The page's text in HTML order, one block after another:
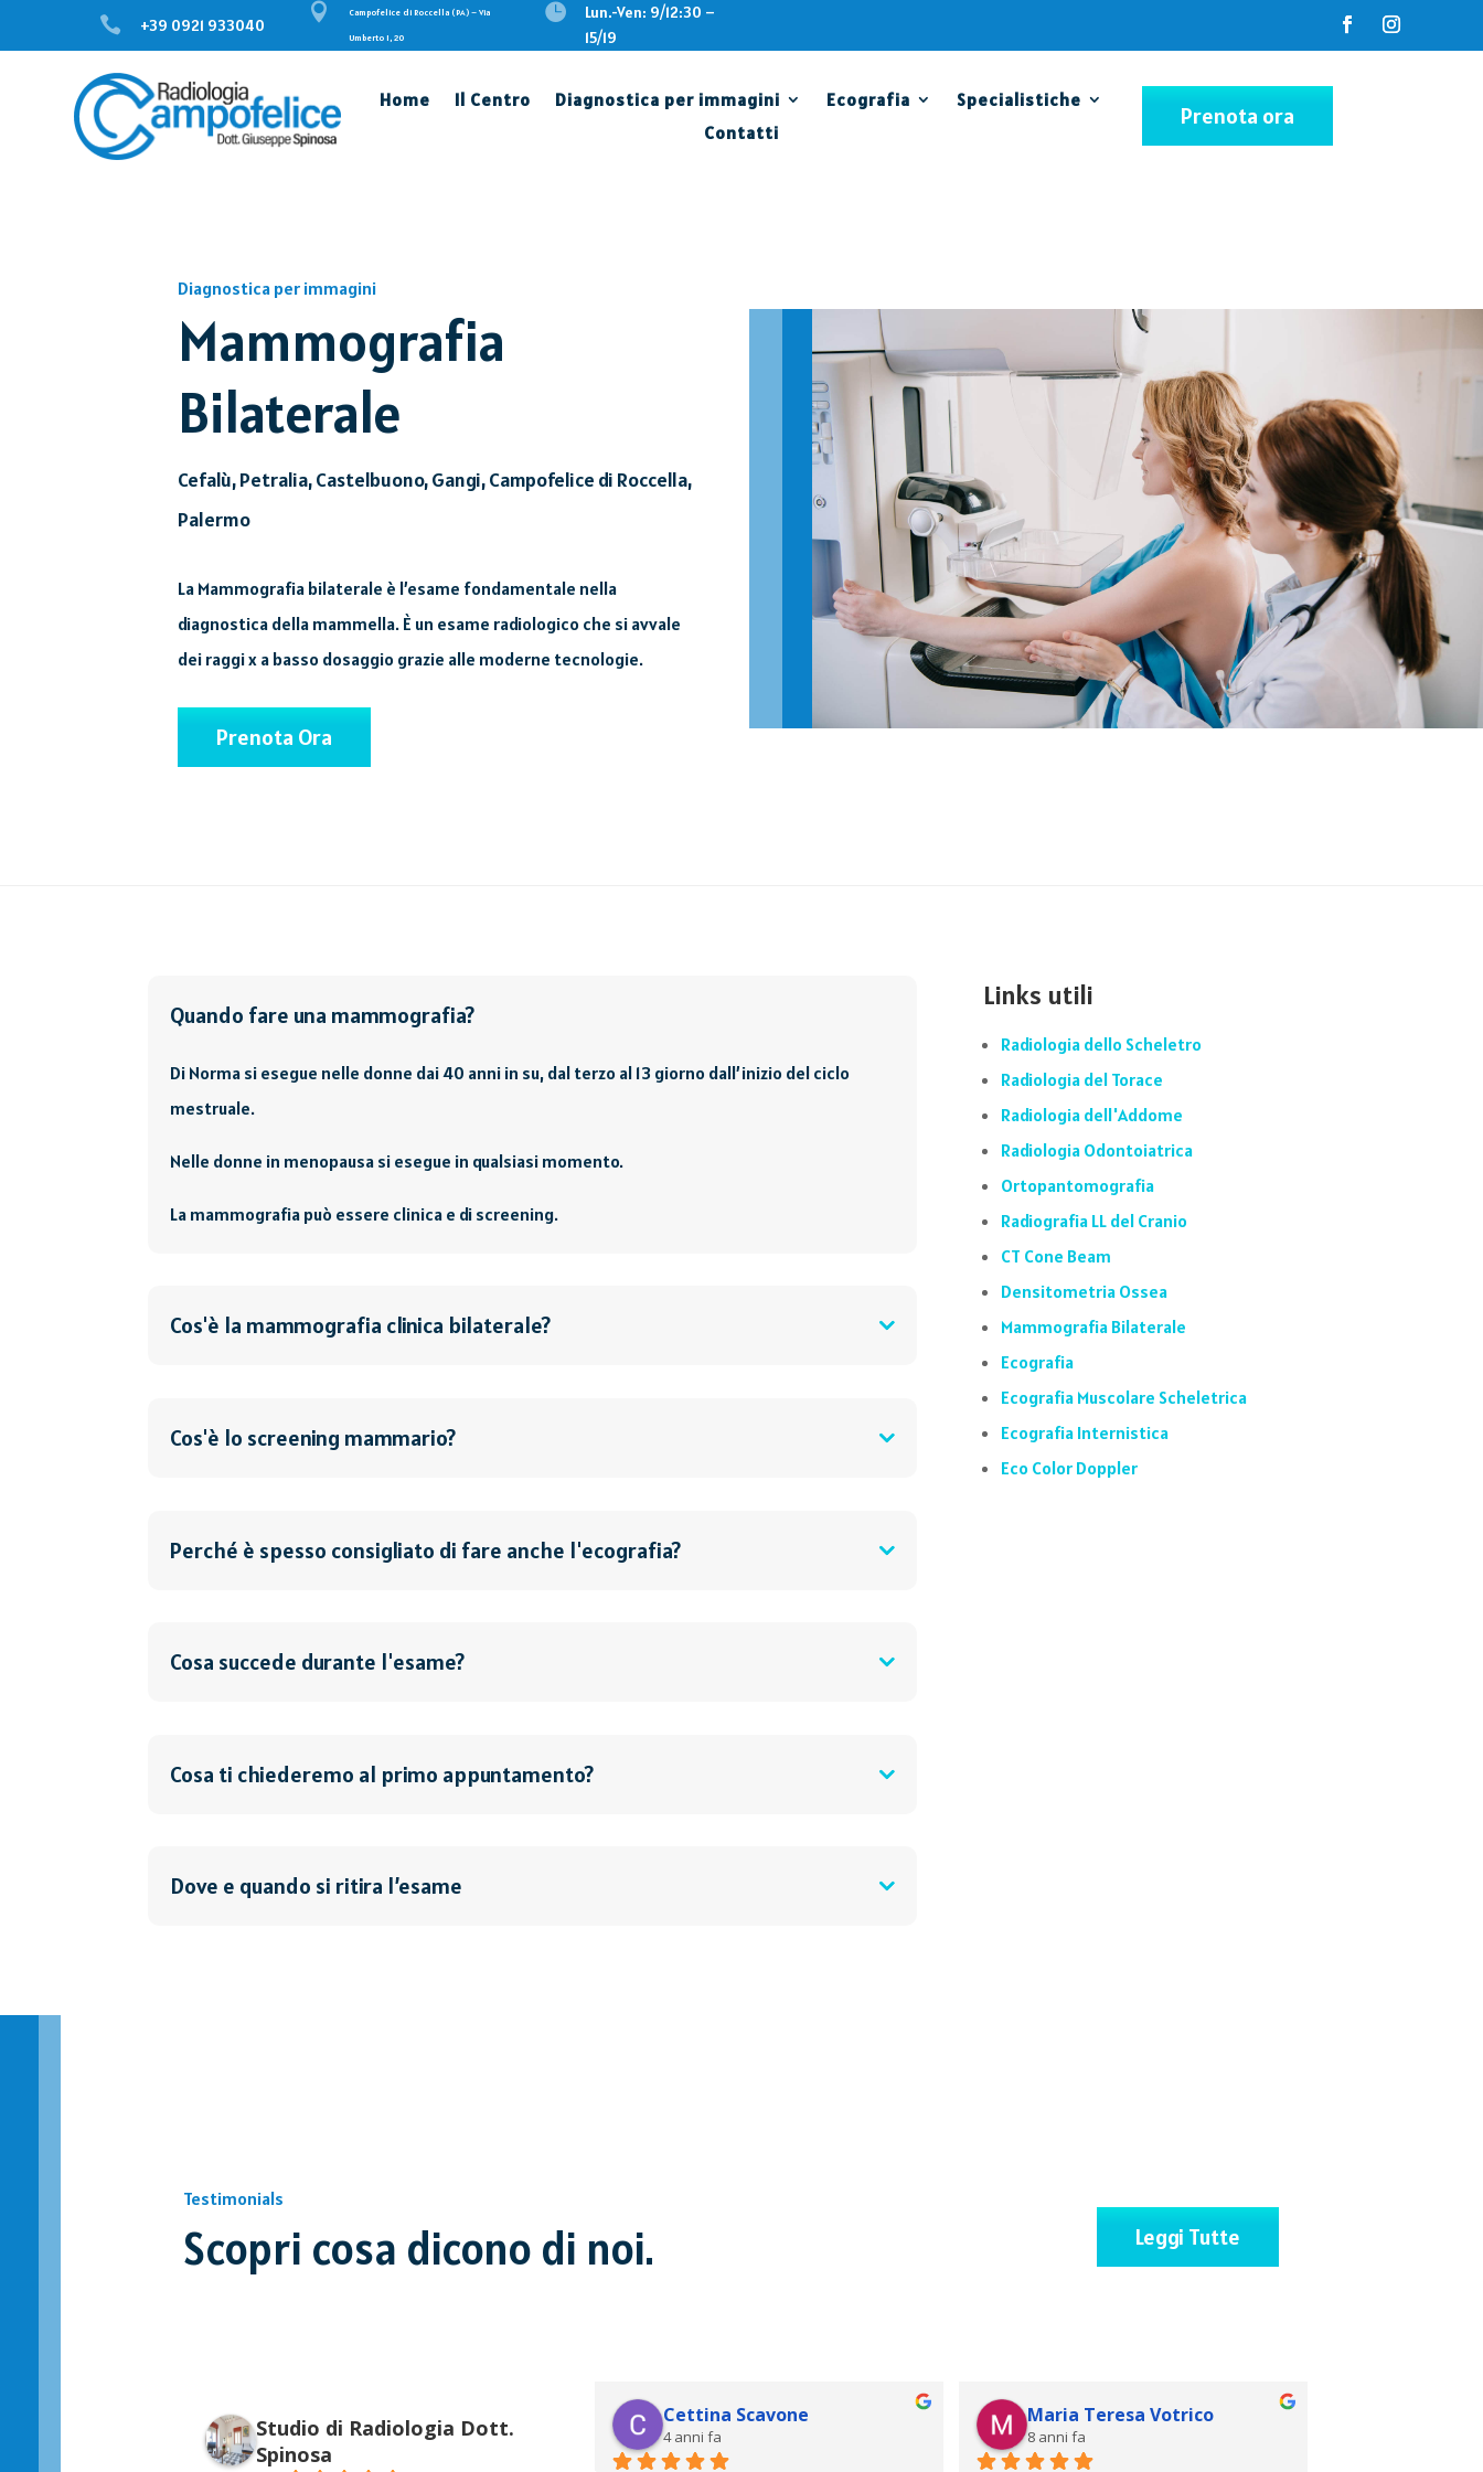
 +39 0921 933040
 Campofelice di Roccella (PA) – Via
Umberto I, 20

Lun.-Ven: 9/12:30 –
15/19
Home Il Centro Diagnostica per immagini Ecografia
Specialistiche
Contatti
Prenota ora
Diagnostica per immagini
Mammografia
Bilaterale
Cefalù, Petralia, Castelbuono, Gangi, Campofelice di Roccella,
Palermo
La Mammografia bilaterale è l’esame fondamentale nella
diagnostica della mammella. È un esame radiologico che si avvale
dei raggi x a basso dosaggio grazie alle moderne tecnologie.
Prenota Ora
Quando fare una mammografia?
Di Norma si esegue nelle donne dai 40 anni in su, dal terzo al 13 giorno dall’inizio del ciclo
mestruale.
Nelle donne in menopausa si esegue in qualsiasi momento.
La mammografia può essere clinica e di screening.
Cos'è la mammografia clinica bilaterale?
Cos'è lo screening mammario?
Perché è spesso consigliato di fare anche l'ecografia?
Cosa succede durante l'esame?
Cosa ti chiederemo al primo appuntamento?
Dove e quando si ritira l’esame
Links utili
Radiologia dello Scheletro
Radiologia del Torace
Radiologia dell'Addome
Radiologia Odontoiatrica
Ortopantomografia
Radiografia LL del Cranio
CT Cone Beam
Densitometria Ossea
Mammografia Bilaterale
Ecografia
Ecografia Muscolare Scheletrica
Ecografia Internistica
Eco Color Doppler
Testimonials
Scopri cosa dicono di noi. Leggi Tutte
Studio di Radiologia Dott.
Spinosa
Carmen
4 anni fa
Cettina Scavone
4 anni fa
Maria Teresa Votrico
8 anni fa